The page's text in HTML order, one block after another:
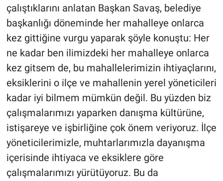
çalıştıklarını anlatan Başkan Savaş, belediye
başkanlığı döneminde her mahalleye onlarca
kez gittiğine vurgu yaparak şöyle konuştu: Her
ne kadar ben ilimizdeki her mahalleye onlarca
kez gitsem de, bu mahallelerimizin ihtiyaçlarını,
eksiklerini o ilçe ve mahallenin yerel yöneticileri
kadar iyi bilmem mümkün değil. Bu yüzden biz
çalışmalarımızı yaparken danışma kültürüne,
istişareye ve işbirliğine çok önem veriyoruz. İlçe
yöneticilerimizle, muhtarlarımızla dayanışma
içerisinde ihtiyaca ve eksiklere göre
çalışmalarımızı yürütüyoruz. Bu da